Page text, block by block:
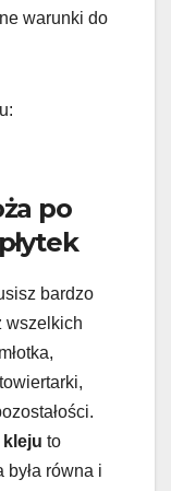
warunki do
po
bardzo
wszelkich
to
równa i